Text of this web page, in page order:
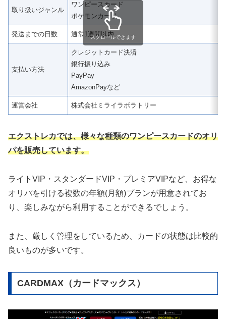
取り扱いジャンル
ワンピースカード
ポケモンカード
発送までの日数 通常1週間以内
支払い方法
クレジットカード決済
銀行振り込み
PayPay
AmazonPayなど
運営会社 株式会社ミライラボラトリー
スクロールできます
エクストレカでは、様々な種類のワンピースカードのオリ
パを販売しています。
ライトVIP・スタンダードVIP・プレミアVIPなど、お得な
オリパを引ける複数の年額(月額)プランが用意されてお
り、楽しみながら利用することができるでしょう。
また、厳しく管理をしているため、カードの状態は比較的
良いものが多いです。
CARDMAX（カードマックス）